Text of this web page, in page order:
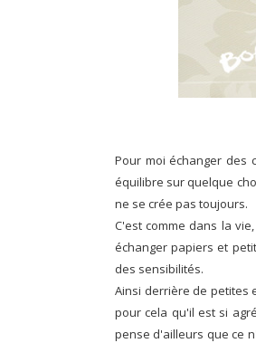
Pour moi échanger des
équilibre sur quelque
ne se crée pas toujours.
C'est comme dans la
échanger papiers et
des sensibilités.
Ainsi derrière de petites
pour cela qu'il est si
pense d'ailleurs que ce